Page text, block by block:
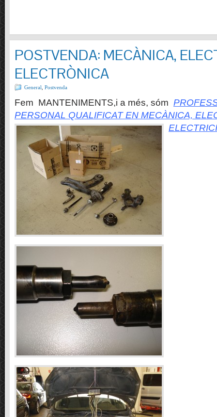
POSTVENDA: MECÀNICA,
ELECTRÒNICA
General Postvenda
Fem MANTENIMENTS,i a més, sóm
PERSONAL QUALIFICAT EN MECÀNICA,